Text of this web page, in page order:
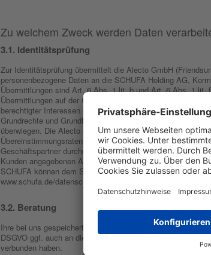
Zu welchem Zweck werden Daten
Identitätsprüfung
Zur Identitätsprüfung übermittelt die Alecto GmbH
personenbezogene Daten an die SCHUFA Holding AG,
Übermittlungen sind Art. 6 Abs. 1 lit. b und Art. 6 Abs. 1 lit.
Übermittlungen auf der Grundlage von Art. 6 Abs. 1 lit. f
berechtigter Interessen der Alecto GmbH (Friendsurance)
Grundrechte und Grundfreiheiten der betroffenen Person,
überwiegen. Die Alecto GmbH (Friendsurance) kann
Übereinstimmungsraten und ggfs. anhand eines Hinweises
Geschäftspartner durchgeführte ausweisgestützte
Kunden angegebenen Anschrift im Datenbestand der
SCHUFA können dem SCHUFA-Informationsblatt nach Art.
www.schufa.de/datenschutz eingesehen werden.
Beratung
Ihre bei uns gespeicherten personenbezogenen Daten
DSGVO ggf. auch an die Nutzer weitergegeben, mit denen
verbunden haben.